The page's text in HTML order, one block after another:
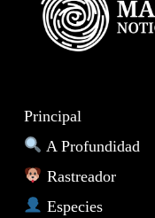
Principal
A Profundidad
Rastreador
Especies